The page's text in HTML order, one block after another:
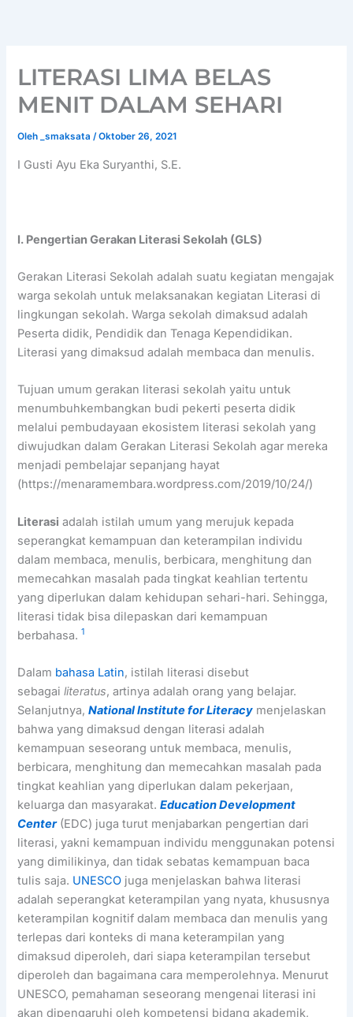
LITERASI LIMA BELAS
MENIT DALAM SEHARI
Oleh _smaksata/Oktober 26, 2021
I Gusti Ayu Eka Suryanthi, S.E.
I. Pengertian Gerakan Literasi Sekolah (GLS)
Gerakan Literasi Sekolah adalah suatu kegiatan mengajak
warga sekolah untuk melaksanakan kegiatan Literasi di
lingkungan sekolah. Warga sekolah dimaksud adalah
Peserta didik, Pendidik dan Tenaga Kependidikan.
Literasi yang dimaksud adalah membaca dan menulis.
Tujuan umum gerakan literasi sekolah yaitu untuk
menumbuhkembangkan budi pekerti peserta didik
melalui pembudayaan ekosistem literasi sekolah yang
diwujudkan dalam Gerakan Literasi Sekolah agar mereka
menjadi pembelajar sepanjang hayat
(https://menaramembara.wordpress.com/2019/10/24/)
Literasi adalah istilah umum yang merujuk kepada
seperangkat kemampuan dan keterampilan individu
dalam membaca, menulis, berbicara, menghitung dan
memecahkan masalah pada tingkat keahlian tertentu
yang diperlukan dalam kehidupan sehari-hari. Sehingga,
literasi tidak bisa dilepaskan dari kemampuan
berbahasa.1
Dalam bahasa Latin, istilah literasi disebut
sebagailiteratus, artinya adalah orang yang belajar.
Selanjutnya,National Institute for Literacy menjelaskan
bahwa yang dimaksud dengan literasi adalah
kemampuan seseorang untuk membaca, menulis,
berbicara, menghitung dan memecahkan masalah pada
tingkat keahlian yang diperlukan dalam pekerjaan,
keluarga dan masyarakat.Education Development
Center(EDC) juga turut menjabarkan pengertian dari
literasi, yakni kemampuan individu menggunakan potensi
yang dimilikinya, dan tidak sebatas kemampuan baca
tulis saja. UNESCO juga menjelaskan bahwa literasi
adalah seperangkat keterampilan yang nyata, khususnya
keterampilan kognitif dalam membaca dan menulis yang
terlepas dari konteks di mana keterampilan yang
dimaksud diperoleh, dari siapa keterampilan tersebut
diperoleh dan bagaimana cara memperolehnya. Menurut
UNESCO, pemahaman seseorang mengenai literasi ini
akan dipengaruhi oleh kompetensi bidang akademik,